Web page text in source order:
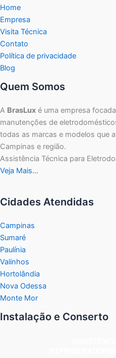
Home
Empresa
Visita Técnica
Contato
Política de privacidade
Blog
Quem Somos
A BrasLux é uma empresa
manutenções de
todas as marcas e modelos que
Campinas e região.
Assistência Técnica para
Veja Mais…
Cidades Atendidas
Campinas
Sumaré
Paulínia
Valinhos
Hortolândia
Nova Odessa
Monte Mor
Instalação e Conserto